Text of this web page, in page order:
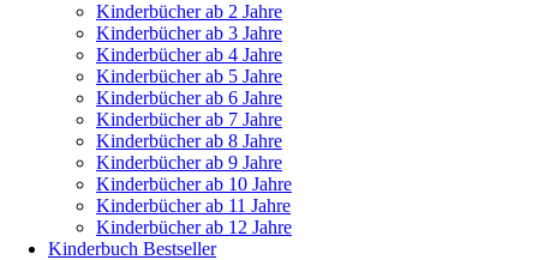
Kinderbücher ab 2 Jahre
Kinderbücher ab 3 Jahre
Kinderbücher ab 4 Jahre
Kinderbücher ab 5 Jahre
Kinderbücher ab 6 Jahre
Kinderbücher ab 7 Jahre
Kinderbücher ab 8 Jahre
Kinderbücher ab 9 Jahre
Kinderbücher ab 10 Jahre
Kinderbücher ab 11 Jahre
Kinderbücher ab 12 Jahre
Kinderbuch Bestseller